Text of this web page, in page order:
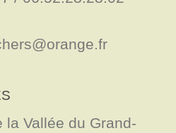
la Vallée du Grand-